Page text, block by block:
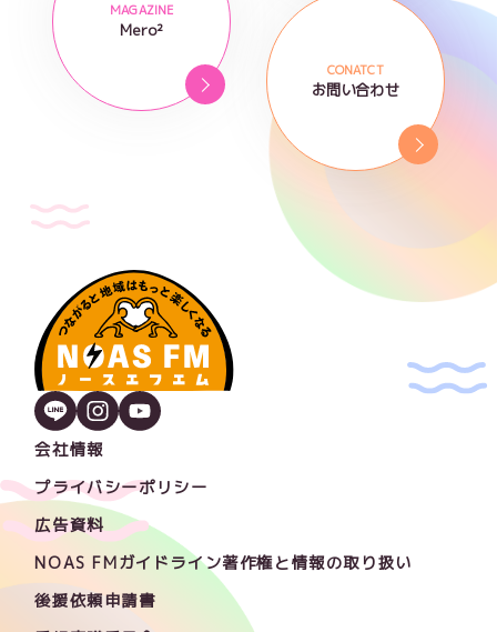
MAGAZINE
Mero²
CONATCT
お問い合わせ
会社情報
プライバシーポリシー
広告資料
NOAS FMガイドライン著作権と情報の取り扱い
後援依頼申請書